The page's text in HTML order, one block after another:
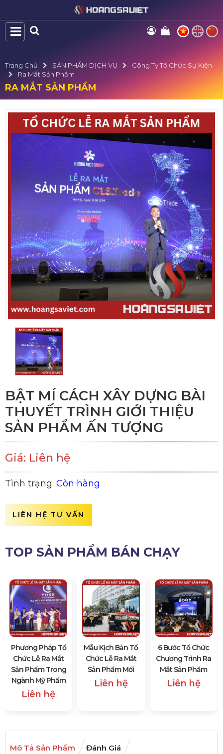
Trang Chủ SẢN PHẨM DỊCH VỤ
Công Ty Tổ Chức Sự Kiện
Ra Mắt Sản Phẩm
RA MẮT SẢN PHẨM
BẬT MÍ CÁCH XÂY DỰNG BÀI
THUYẾT TRÌNH GIỚI THIỆU
SẢN PHẨM ẤN TƯỢNG
Giá: Liên hệ
Tình trạng: Còn hàng
LIÊN HỆ TƯ VẤN
TOP SẢN PHẨM BÁN CHẠY
Phương Pháp Tổ
Chức Lễ Ra Mắt
Sản Phẩm Trong
Ngành Mỹ Phẩm
Liên hệ
Mẫu Kịch Bản Tổ
Chức Lễ Ra Mắt
Sản Phẩm Mới
Liên hệ
6 Bước Tổ Chức
Chương Trình Ra
Mắt Sản Phẩm
Liên hệ
Mô Tả Sản Phẩm Đánh Giá